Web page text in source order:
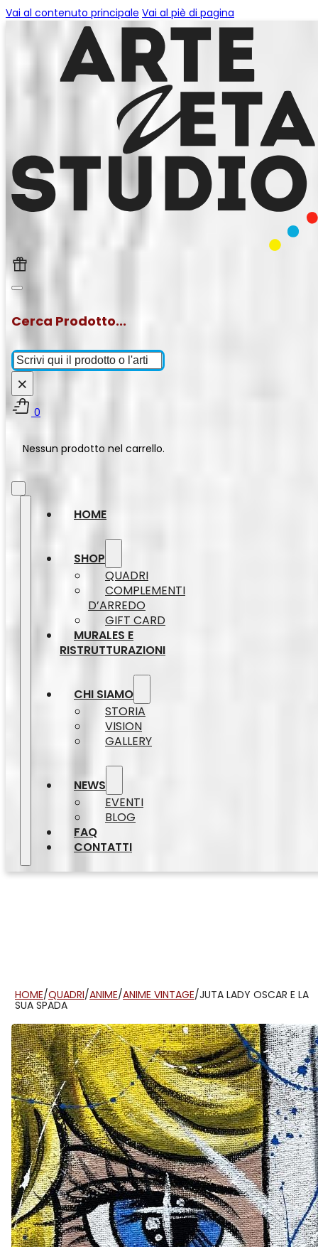
Vai al contenuto principale Vai al piè di pagina
Cerca Prodotto...
Cerca
×
0
Nessun prodotto nel carrello.
HOME
SHOP
QUADRI
COMPLEMENTI
D’ARREDO
GIFT CARD
MURALES E
RISTRUTTURAZIONI
CHI SIAMO
STORIA
VISION
GALLERY
NEWS
EVENTI
BLOG
FAQ
CONTATTI
HOME/QUADRI/ANIME/ANIME VINTAGE/JUTA LADY OSCAR E LA
SUA SPADA